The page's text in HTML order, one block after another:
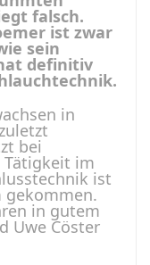
falsch.
ist zwar
sein
definitiv
in
bei
Tätigkeit im
ist
gekommen.
in gutem
Uwe Cöster